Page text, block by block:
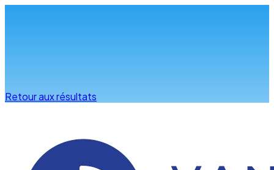
Retour aux résultats